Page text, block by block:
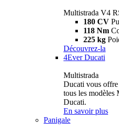
Multistrada V4
180 CV
118 Nm
225 kg
Découvrez-la
4Ever Ducati
Multistrada
Ducati vous offre
tous les modèles
Ducati.
En savoir plus
Panigale